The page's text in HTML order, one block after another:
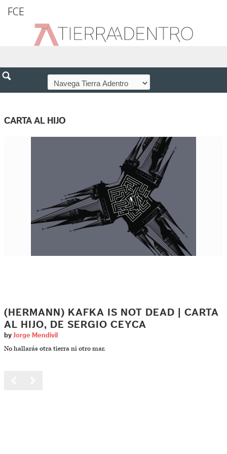
FCE
CARTA AL HIJO
(HERMANN) KAFKA IS NOT DEAD | CARTA
AL HIJO, DE SERGIO CEYCA
by Jorge Mendivil
No hallarás otra tierra ni otro mar.